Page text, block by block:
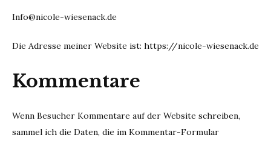
Info@nicole-wiesenack.de
Die Adresse meiner Website ist: https://nicole-wiesenack.de
Kommentare
Wenn Besucher Kommentare auf der Website schreiben,
sammel ich die Daten, die im Kommentar-Formular